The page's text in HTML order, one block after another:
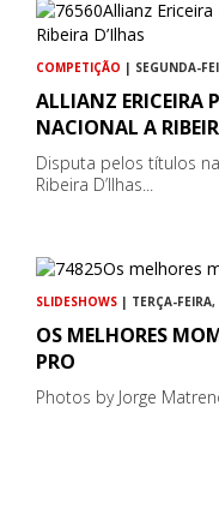
COMPETIÇÃO | SEGUNDA-
ALLIANZ ERICEIRA
NACIONAL A
Disputa pelos títulos
Ribeira D’Ilhas...
SLIDESHOWS | TERÇA-
OS MELHORES
PRO
Photos by Jorge